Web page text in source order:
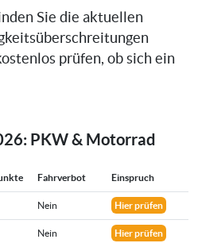
Sie die aktuellen
prüfen, ob sich ein
PKW & Motorrad
Fahrverbot Einspruch
Nein Hier prüfen
Nein Hier prüfen